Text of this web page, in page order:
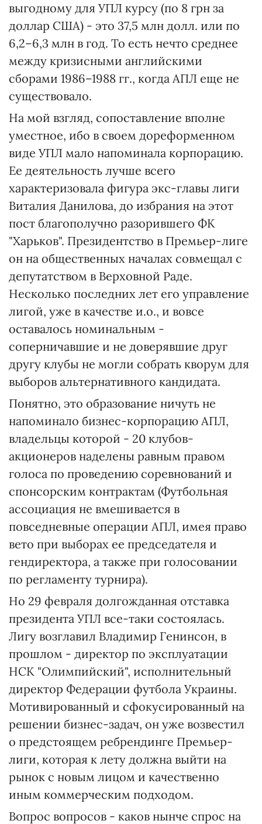
выгодному для УПЛ курсу (по 8 грн за
доллар США) - это 37,5 млн долл. или по
6,2–6,3 млн в год. То есть нечто среднее
между кризисными английскими
сборами 1986–1988 гг., когда АПЛ еще не
существовало.
На мой взгляд, сопоставление вполне
уместное, ибо в своем дореформенном
виде УПЛ мало напоминала корпорацию.
Ее деятельность лучше всего
характеризовала фигура экс-главы лиги
Виталия Данилова, до избрания на этот
пост благополучно разорившего ФК
"Харьков". Президентство в Премьер-лиге
он на общественных началах совмещал с
депутатством в Верховной Раде.
Несколько последних лет его управление
лигой, уже в качестве и.о., и вовсе
оставалось номинальным -
соперничавшие и не доверявшие друг
другу клубы не могли собрать кворум для
выборов альтернативного кандидата.
Понятно, это образование ничуть не
напоминало бизнес-корпорацию АПЛ,
владельцы которой - 20 клубов-
акционеров наделены равным правом
голоса по проведению соревнований и
спонсорским контрактам (Футбольная
ассоциация не вмешивается в
повседневные операции АПЛ, имея право
вето при выборах ее председателя и
гендиректора, а также при голосовании
по регламенту турнира).
Но 29 февраля долгожданная отставка
президента УПЛ все-таки состоялась.
Лигу возглавил Владимир Генинсон, в
прошлом - директор по эксплуатации
НСК "Олимпийский", исполнительный
директор Федерации футбола Украины.
Мотивированный и сфокусированный на
решении бизнес-задач, он уже возвестил
о предстоящем ребрендинге Премьер-
лиги, которая к лету должна выйти на
рынок с новым лицом и качественно
иным коммерческим подходом.
Вопрос вопросов - каков нынче спрос на